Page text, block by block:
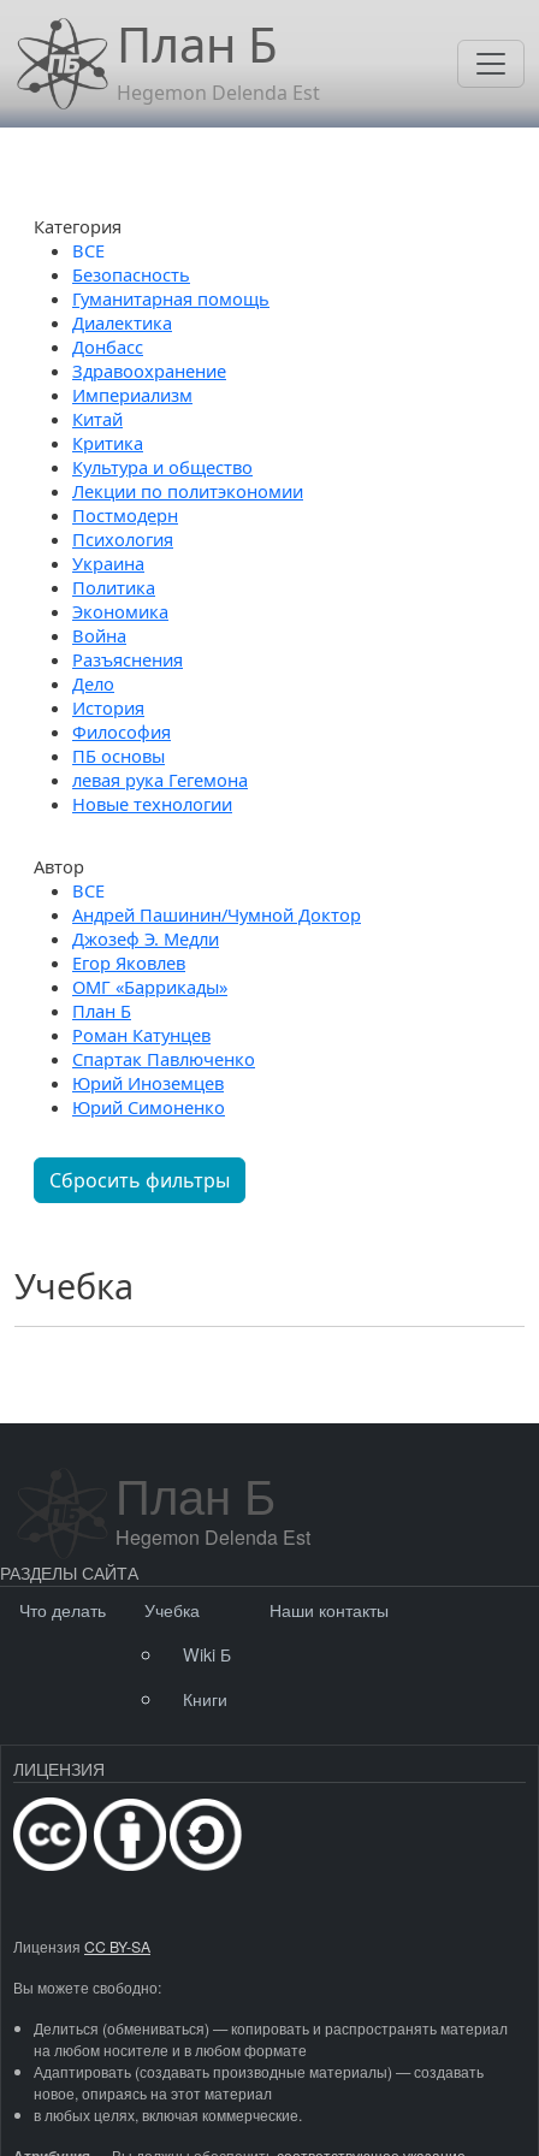
Перейти к основному содержанию
План Б
Hegemon Delenda Est
Учебка
Категория
Безопасность
Гуманитарная помощь
Диалектика
Донбасс
Здравоохранение
Империализм
Китай
Критика
Культура и общество
Лекции по политэкономии
Постмодерн
Психология
Украина
Политика
Экономика
Война
Разъяснения
Дело
История
Философия
ПБ основы
левая рука Гегемона
Новые технологии
Автор
Андрей Пашинин/Чумной Доктор
Джозеф Э. Медли
Егор Яковлев
ОМГ «Баррикады»
План Б
Роман Катунцев
Спартак Павлюченко
Юрий Иноземцев
Юрий Симоненко
Сбросить фильтры
План Б
Hegemon Delenda Est
РАЗДЕЛЫ САЙТА
Что делать
Учебка
Wiki Б
Книги
Наши контакты
ЛИЦЕНЗИЯ
Лицензия CC BY-SA
Вы можете свободно:
Делиться (обмениваться) — копировать и распространять материал
на любом носителе и в любом формате
Адаптировать (создавать производные материалы) — создавать
новое, опираясь на этот материал
в любых целях, включая коммерческие.